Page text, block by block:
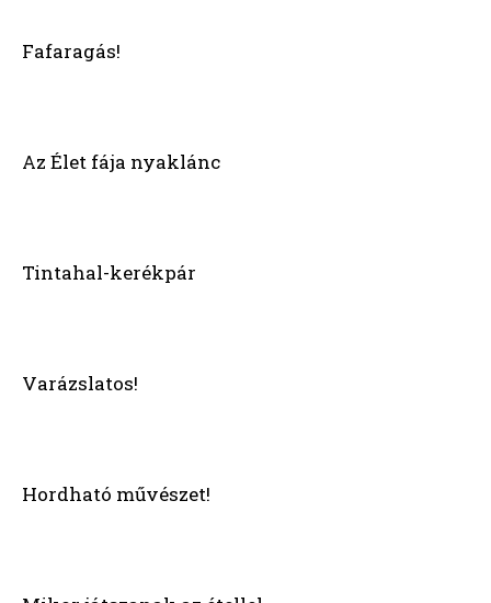
Fafaragás!
Az Élet fája nyaklánc
Tintahal-kerékpár
Varázslatos!
Hordható művészet!